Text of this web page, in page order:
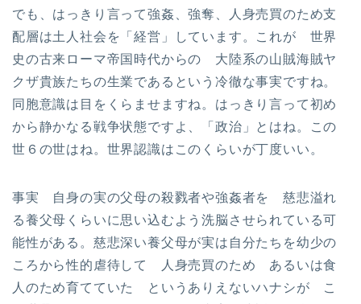
でも、はっきり言って強姦、強奪、人身売買のため支
配層は土人社会を「経営」しています。これが 世界
史の古来ローマ帝国時代からの 大陸系の山賊海賊ヤ
クザ貴族たちの生業であるという冷徹な事実ですね。
同胞意識は目をくらませますね。はっきり言って初め
から静かなる戦争状態ですよ、「政治」とはね。この
世６の世はね。世界認識はこのくらいが丁度いい。
事実 自身の実の父母の殺戮者や強姦者を 慈悲溢れ
る養父母くらいに思い込むよう洗脳させられている可
能性がある。慈悲深い養父母が実は自分たちを幼少の
ころから性的虐待して 人身売買のため あるいは食
人のため育てていた というありえないハナシが こ